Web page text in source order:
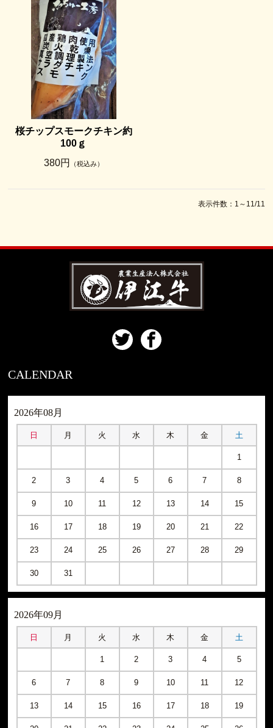
桜チップスモークチキン約
100ｇ
380円
（税込み）
表示件数：1～11/11
CALENDAR
2026年08月
日 月 火 水 木 金 土
1
2 3 4 5 6 7 8
9 10 11 12 13 14 15
16 17 18 19 20 21 22
23 24 25 26 27 28 29
30 31
2026年09月
日 月 火 水 木 金 土
1 2 3 4 5
6 7 8 9 10 11 12
13 14 15 16 17 18 19